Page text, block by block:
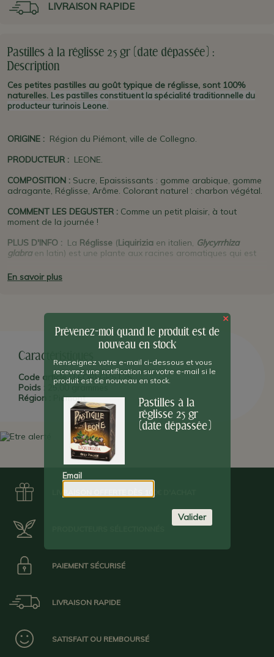
LIVRAISON RAPIDE
Pastilles à la réglisse 25 gr (date dépassée) :
Description
Ces petites pastilles au goût typique de réglisse, sont 100%
naturelles. Les pastilles constituent la spécialité traditionnelle du
producteur turinois Leone.
ORIGINE : Région du Piémont, ville de Collegno.
PRODUCTEUR : LEONE.
COMPOSITION : Sucre, Epaississants : gomme arabique, gomme
adragante, Réglisse, Arôme. Colorant naturel : charbon végétal.
COMMENT LES DEGUSTER : Comme un petit plaisir, à tout
moment de la journée !
PLUS D'INFO : La Réglisse (Liquirizia en italien, Glycyrrhiza
glabra en latin) est une plante aux racines aromatiques qui est
reconnue pour faciliter la digestion, soigner les troubles
stomacaux, infections et inflammations.
Date Limite d'Utilisation Optimale : 31/12/23
En savoir plus
Caractéristiques
Code article : LEOREGPST25
Poids :
25,00 grammes
Région :
Piémont
PAIEMENT SÉCURISÉ
LIVRAISON RAPIDE
SATISFAIT OU REMBOURSÉ
×
Prévenez-moi quand le produit est de
nouveau en stock
Renseignez votre e-mail ci-dessous et vous
recevrez une notification sur votre e-mail si le
produit est de nouveau en stock.
Pastilles à la
réglisse 25 gr
(date dépassée)
Email
Valider